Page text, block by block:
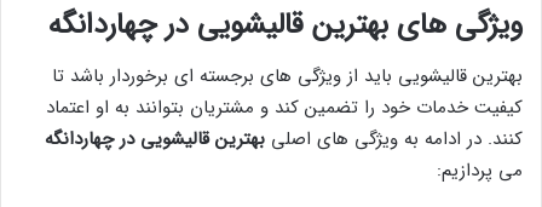
ویژگی های بهترین قالیشویی در چهاردانگه
بهترین قالیشویی باید از ویژگی های برجسته ای برخوردار باشد تا
کیفیت خدمات خود را تضمین کند و مشتریان بتوانند به او اعتماد
کنند. در ادامه به ویژگی های اصلی بهترین قالیشویی در چهاردانگه
می پردازیم: